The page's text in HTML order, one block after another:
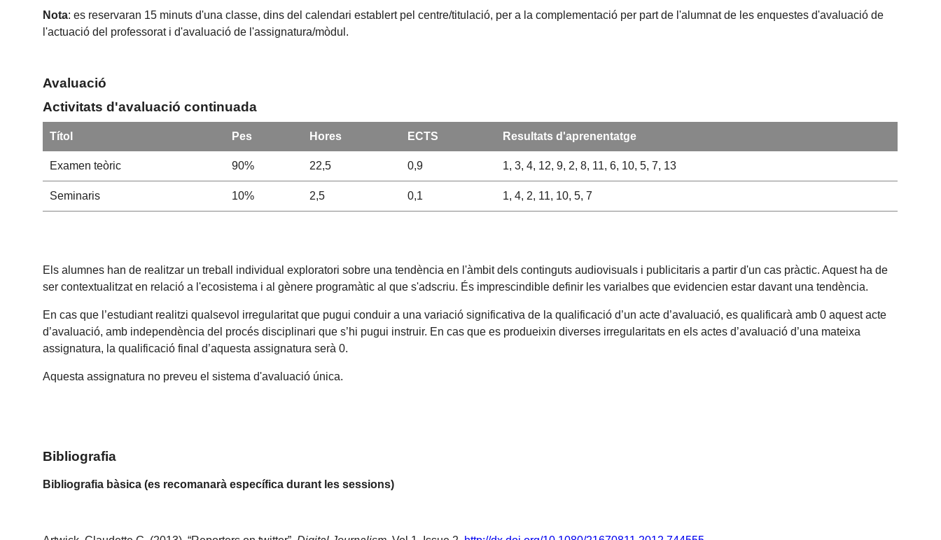
Nota: es reservaran 15 minuts d'una classe, dins del calendari establert pel centre/titulació, per a la complementació per part de l'alumnat de les enquestes d'avaluació de
l'actuació del professorat i d'avaluació de l'assignatura/mòdul.
Avaluació
Activitats d'avaluació continuada
Títol Pes Hores ECTS Resultats d'aprenentatge
Examen teòric 90% 22,5 0,9 1, 3, 4, 12, 9, 2, 8, 11, 6, 10, 5, 7, 13
Seminaris 10% 2,5 0,1 1, 4, 2, 11, 10, 5, 7
Els alumnes han de realitzar un treball individual exploratori sobre una tendència en l'àmbit dels continguts audiovisuals i publicitaris a partir d'un cas pràctic. Aquest ha de
ser contextualitzat en relació a l'ecosistema i al gènere programàtic al que s'adscriu. És imprescindible definir les varialbes que evidencien estar davant una tendència.
En cas que l’estudiant realitzi qualsevol irregularitat que pugui conduir a una variació significativa de la qualificació d’un acte d’avaluació, es qualificarà amb 0 aquest acte
d’avaluació, amb independència del procés disciplinari que s’hi pugui instruir. En cas que es produeixin diverses irregularitats en els actes d’avaluació d’una mateixa
assignatura, la qualificació final d’aquesta assignatura serà 0.
Aquesta assignatura no preveu el sistema d'avaluació única.
Bibliografia
Bibliografia bàsica (es recomanarà específica durant les sessions)